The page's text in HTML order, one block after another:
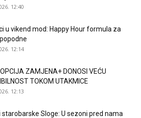
12:40
u vikend mod: Happy Hour formula za
12:14
ZAMJENA+ DONOSI VEĆU
TOKOM UTAKMICE
12:13
starobarske Sloge: U sezoni pred nama